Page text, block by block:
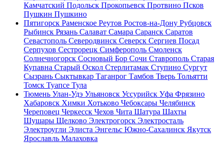
Камчатский Подольск Прокопьевск Протвино Псков
Пушкин Пушкино
Пятигорск Раменское Реутов Ростов-на-Дону Рубцовск
Рыбинск Рязань Салават Самара Саранск Саратов
Севастополь Северодвинск Северск Сергиев Посад
Серпухов Сестрорецк Симферополь Смоленск
Солнечногорск Сосновый Бор Сочи Ставрополь Старая
Купавна Старый Оскол Стерлитамак Ступино Сургут
Сызрань Сыктывкар Таганрог Тамбов Тверь Тольятти
Томск Туапсе Тула
Тюмень Улан-Удэ Ульяновск Уссурийск Уфа Фрязино
Хабаровск Химки Хотьково Чебоксары Челябинск
Череповец Черкесск Чехов Чита Шатура Шахты
Шушары Щелково Электрогорск Электросталь
Электроугли Элиста Энгельс Южно-Сахалинск Якутск
Ярославль Малаховка